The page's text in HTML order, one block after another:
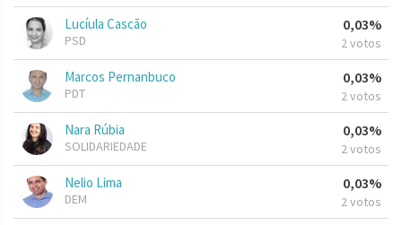
Lucíula Cascão
PSD
0,03%
2 votos
Marcos Pernanbuco
PDT
0,03%
2 votos
Nara Rúbia
SOLIDARIEDADE
0,03%
2 votos
Nelio Lima
DEM
0,03%
2 votos